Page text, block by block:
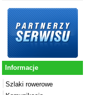
Informacje
Szlaki rowerowe